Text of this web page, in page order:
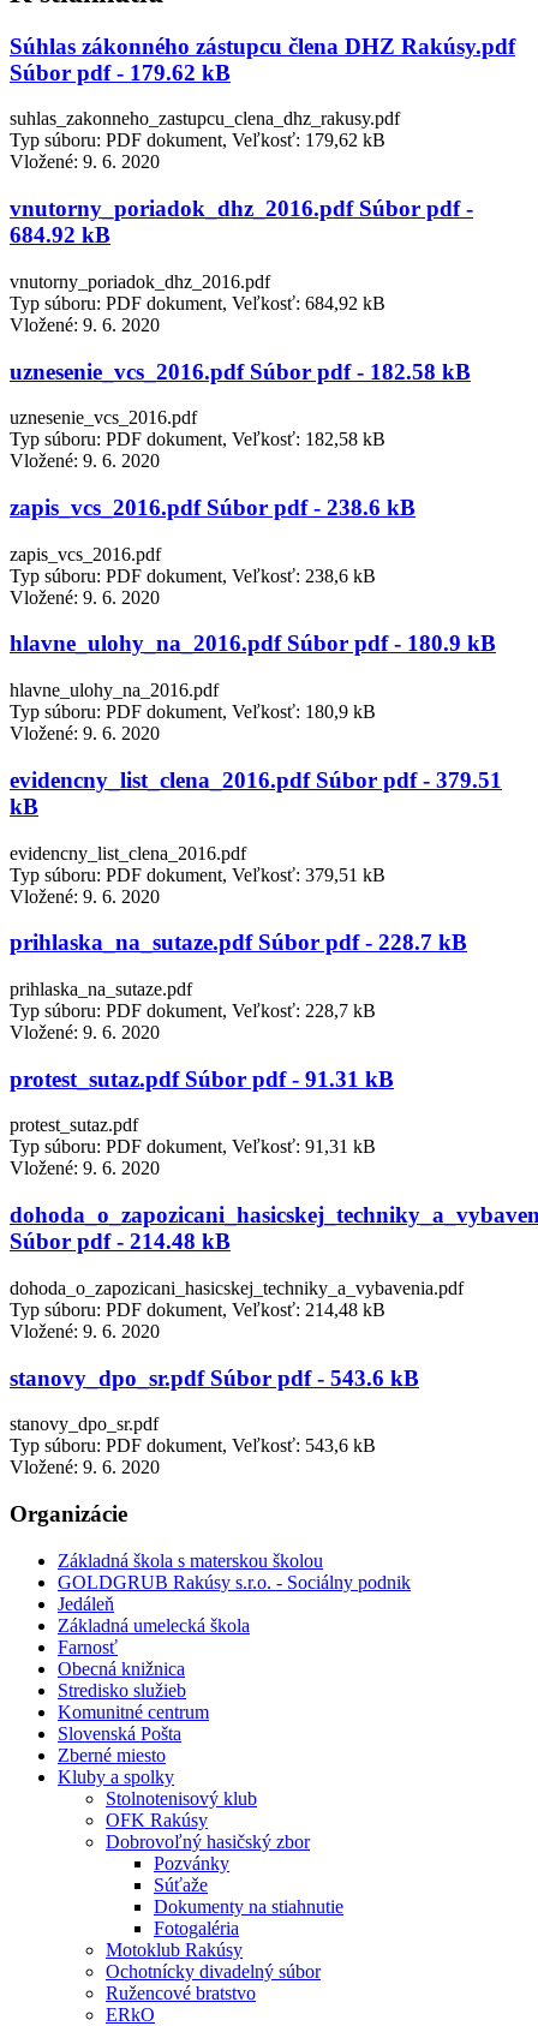
Súhlas zákonného zástupcu člena DHZ Rakúsy.pdf
Súbor pdf - 179.62 kB
suhlas_zakonneho_zastupcu_clena_dhz_rakusy.pdf
Typ súboru: PDF dokument, Veľkosť: 179,62 kB
Vložené: 9. 6. 2020
vnutorny_poriadok_dhz_2016.pdf Súbor pdf -
684.92 kB
vnutorny_poriadok_dhz_2016.pdf
Typ súboru: PDF dokument, Veľkosť: 684,92 kB
Vložené: 9. 6. 2020
uznesenie_vcs_2016.pdf Súbor pdf - 182.58 kB
uznesenie_vcs_2016.pdf
Typ súboru: PDF dokument, Veľkosť: 182,58 kB
Vložené: 9. 6. 2020
zapis_vcs_2016.pdf Súbor pdf - 238.6 kB
zapis_vcs_2016.pdf
Typ súboru: PDF dokument, Veľkosť: 238,6 kB
Vložené: 9. 6. 2020
hlavne_ulohy_na_2016.pdf Súbor pdf - 180.9 kB
hlavne_ulohy_na_2016.pdf
Typ súboru: PDF dokument, Veľkosť: 180,9 kB
Vložené: 9. 6. 2020
evidencny_list_clena_2016.pdf Súbor pdf - 379.51
kB
evidencny_list_clena_2016.pdf
Typ súboru: PDF dokument, Veľkosť: 379,51 kB
Vložené: 9. 6. 2020
prihlaska_na_sutaze.pdf Súbor pdf - 228.7 kB
prihlaska_na_sutaze.pdf
Typ súboru: PDF dokument, Veľkosť: 228,7 kB
Vložené: 9. 6. 2020
protest_sutaz.pdf Súbor pdf - 91.31 kB
protest_sutaz.pdf
Typ súboru: PDF dokument, Veľkosť: 91,31 kB
Vložené: 9. 6. 2020
Súbor pdf - 214.48 kB
dohoda_o_zapozicani_hasicskej_techniky_a_vybavenia.pdf
Typ súboru: PDF dokument, Veľkosť: 214,48 kB
Vložené: 9. 6. 2020
stanovy_dpo_sr.pdf Súbor pdf - 543.6 kB
stanovy_dpo_sr.pdf
Typ súboru: PDF dokument, Veľkosť: 543,6 kB
Vložené: 9. 6. 2020
Organizácie
Základná škola s materskou školou
GOLDGRUB Rakúsy s.r.o. - Sociálny podnik
Jedáleň
Základná umelecká škola
Farnosť
Obecná knižnica
Stredisko služieb
Komunitné centrum
Slovenská Pošta
Zberné miesto
Kluby a spolky
Stolnotenisový klub
OFK Rakúsy
Dobrovoľný hasičský zbor
Pozvánky
Súťaže
Dokumenty na stiahnutie
Fotogaléria
Motoklub Rakúsy
Ochotnícky divadelný súbor
Ružencové bratstvo
ERkO